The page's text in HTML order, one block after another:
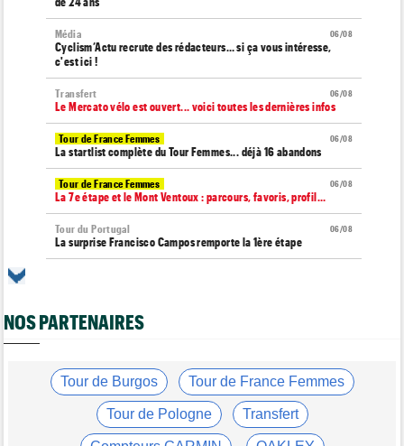
06/08
Média
Cyclism’Actu recrute des rédacteurs… si ça vous intéresse,
c'est ici !
06/08
Transfert
Le Mercato vélo est ouvert... voici toutes les dernières infos
06/08
Tour de France Femmes
La startlist complète du Tour Femmes... déjà 16 abandons
06/08
Tour de France Femmes
La 7e étape et le Mont Ventoux : parcours, favoris, profil…
06/08
Tour du Portugal
La surprise Francisco Campos remporte la 1ère étape
Tour de France Femmes
06/08
Tour de France Femmes
Kim Le Court Pienaar : "La course a été complètement folle"
Isaac Del Toro prolonge avec UAE Team Emirates-XRG jusqu'en
NOS PARTENAIRES
Tour de Burgos Tour de France Femmes
Tour de Pologne Transfert